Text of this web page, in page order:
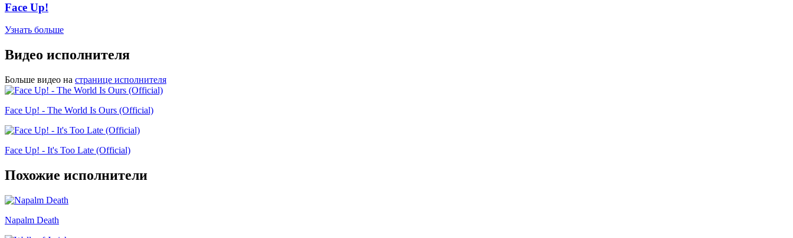
Face Up!
Узнать больше
Видео исполнителя
Больше видео на странице исполнителя
Face Up! - The World Is Ours (Official)
Face Up! - It's Too Late (Official)
Похожие исполнители
Napalm Death